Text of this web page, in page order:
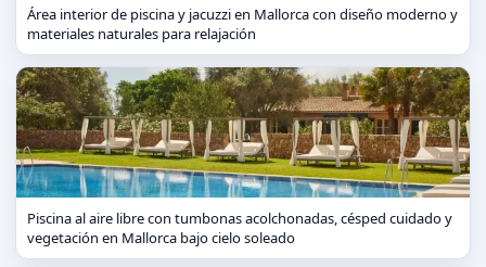
Área interior de piscina y jacuzzi en Mallorca con diseño moderno y
materiales naturales para relajación
Piscina al aire libre con tumbonas acolchonadas, césped cuidado y
vegetación en Mallorca bajo cielo soleado